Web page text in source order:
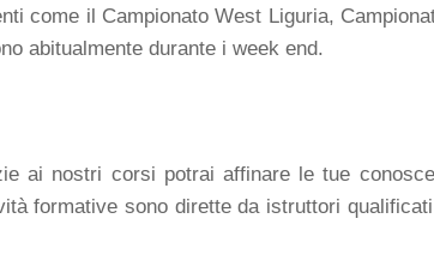
come il Campionato West Liguria,
abitualmente durante i week end.
ai nostri corsi potrai affinare le tue
formative sono dirette da istruttori